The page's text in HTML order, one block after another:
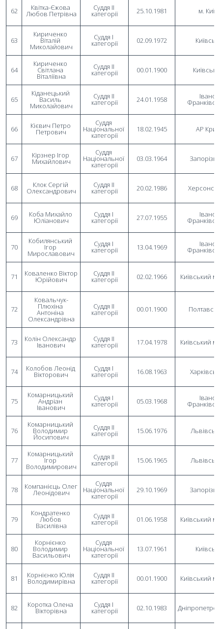
62 Квітка-Єжова
Любов Петрівна
Суддя II
категорії 25.10.1981 м. Київ
63
Кириченко
Віталій
Миколайович
Суддя I
категорії 02.09.1972
64
Кириченко
Світлана
Віталіївна
Суддя II
категорії 00.01.1900
65
Кіданецький
Василь
Миколайович
Суддя II
категорії 24.01.1958 Івано-
66 Кієвич Петро
Петрович
Суддя
Національної
категорії
18.02.1945 АР
67 Кірзнер Ігор
Михайлович
Суддя
Національної
категорії
03.03.1964
68 Клок Сергій
Олександрович
Суддя II
категорії 20.02.1986
69 Коба Михайло
Юліанович
Суддя I
категорії 27.07.1955 Івано-
70
Кобилянський
Ігор
Мирославович
Суддя I
категорії 13.04.1969 Івано-
71 Коваленко Віктор
Юрійович
Суддя II
категорії 02.02.1966 Київський
72
Ковальчук-
Плюхіна
Антоніна
Олександрівна
Суддя II
категорії 00.01.1900
73 Колін Олександр
Іванович
Суддя II
категорії 17.04.1978 Київський
74 Колобов Леонід
Вікторович
Суддя I
категорії 16.08.1963
75
Комарницький
Андріан
Іванович
Суддя I
категорії 05.03.1968 Івано-
76
Комарницький
Володимир
Йосипович
Суддя II
категорії 15.06.1976
77
Комарницький
Ігор
Володимирович
Суддя II
категорії 15.06.1965
78 Компанієць Олег
Леонідович
Суддя
Національної
категорії
29.10.1969
79
Кондратенко
Любов
Василівна
Суддя II
категорії 01.06.1958 Київський
80
Корнієнко
Володимир
Васильович
Суддя
Національної
категорії
13.07.1961
81 Корнієнко Юлія
Володимирівна
Суддя II
категорії 00.01.1900 Київський
82 Коротка Олена
Вікторівна
Суддя I
категорії 02.10.1983